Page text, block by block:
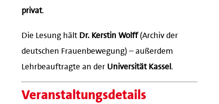
privat.
Die Lesung hält Dr. Kerstin Wolff(Archiv der
deutschen Frauenbewegung) – außerdem
Lehrbeauftragte an der Universität Kassel
Veranstaltungsdetails